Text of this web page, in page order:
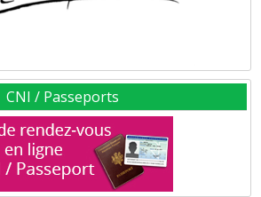
CNI / Passeports